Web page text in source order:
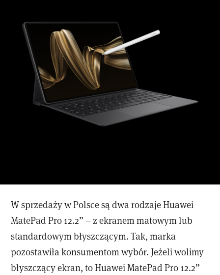
W sprzedaży w Polsce są dwa rodzaje Huawei
MatePad Pro 12.2” – z ekranem matowym lub
standardowym błyszczącym. Tak, marka
pozostawiła konsumentom wybór. Jeżeli wolimy
błyszczący ekran, to Huawei MatePad Pro 12.2”